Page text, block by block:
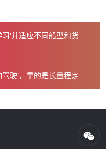
并适应不同船型和货舱的？
，靠的是长量程定位系统吗？